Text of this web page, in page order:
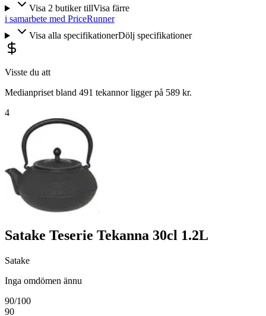
Visa 2 butiker tillVisa färre
i samarbete med PriceRunner
Visa alla specifikationerDölj specifikationer
Visste du att
Medianpriset bland 491 tekannor ligger på 589 kr.
4
Satake Teserie Tekanna 30cl 1.2L
Satake
Inga omdömen ännu
90/100
90